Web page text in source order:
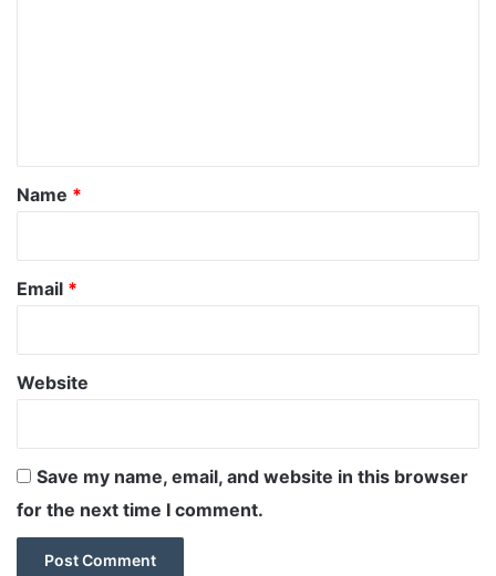
*
Name *
Email *
Website
Save my name, email, and website in this browser
for the next time I comment.